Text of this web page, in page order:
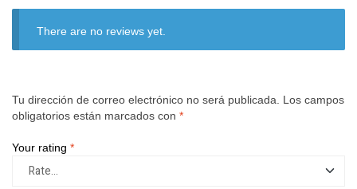
There are no reviews yet.
Tu dirección de correo electrónico no será publicada.
Los campos
obligatorios están marcados con *
Your rating *